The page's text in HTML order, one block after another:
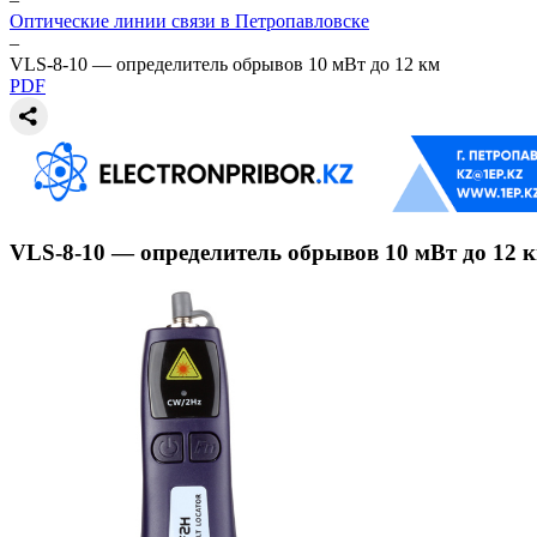
Оптические линии связи в Петропавловске
–
VLS-8-10 — определитель обрывов 10 мВт до 12 км
PDF
VLS-8-10 — определитель обрывов 10 мВт до 12